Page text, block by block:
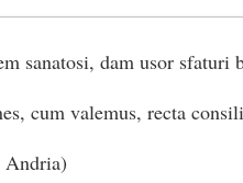
sanatosi, dam usor sfaturi
cum valemus, recta
Andria)